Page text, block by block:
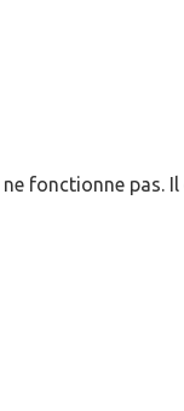
fonctionne pas.